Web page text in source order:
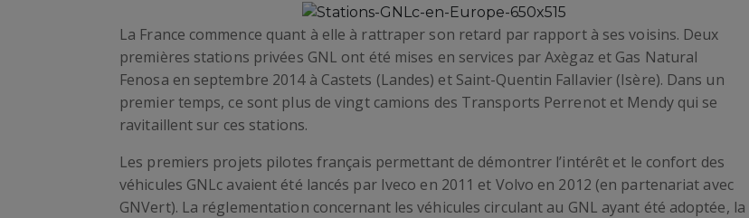
La France commence quant à elle à rattraper son retard par rapport à ses voisins. Deux
premières stations privées GNL ont été mises en services par Axègaz et Gas Natural
Fenosa en septembre 2014 à Castets (Landes) et Saint-Quentin Fallavier (Isère). Dans un
premier temps, ce sont plus de vingt camions des Transports Perrenot et Mendy qui se
ravitaillent sur ces stations.
Les premiers projets pilotes français permettant de démontrer l’intérêt et le confort des
véhicules GNLc avaient été lancés par Iveco en 2011 et Volvo en 2012 (en partenariat avec
GNVert). La réglementation concernant les véhicules circulant au GNL ayant été adoptée, la